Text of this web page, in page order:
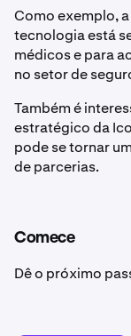
Como exemplo,
tecnologia está
médicos e para
no setor de
Também é
estratégico da
pode se tornar
de parcerias.
Comece
Dê o próximo